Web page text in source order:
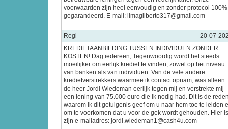
voorwaarden zijn heel eenvoudig en zonder protocol 100%
gegarandeerd. E-mail: limagilberto317@gmail.com
Regi
20-07-
KREDIETAANBIEDING TUSSEN INDIVIDUEN ZONDER
KOSTEN! Dag iedereen, Tegenwoordig wordt het steeds
moeilijker om eerlijk krediet te vinden, zowel op het niveau
van banken als van individuen. Van de vele andere
kredietverstrekkers waarmee ik contact opnam, was alleen
de heer Jordi Wiedeman eerlijk tegen mij en verstrekte mij
een lening van 75.000 euro die ik nodig had. Dit is de
waarom ik dit getuigenis geef om u naar hem toe te leiden
om te voorkomen dat u voor de gek wordt gehouden. Hier is
zijn e-mailadres: jordi.wiedeman1@cash4u.com